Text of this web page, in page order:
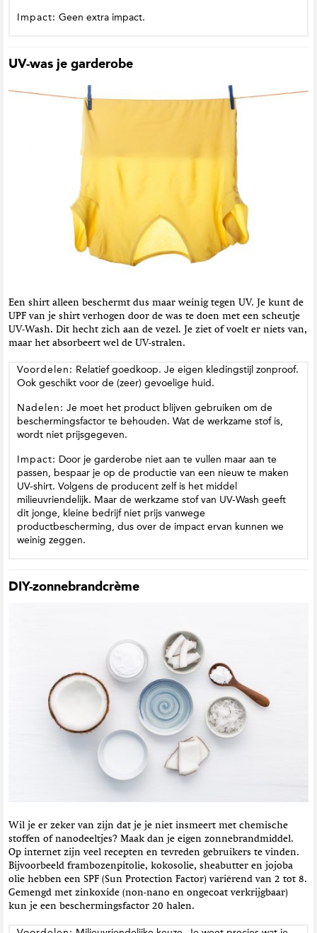
Impact: Geen extra impact.
UV-was je garderobe
Een shirt alleen beschermt dus maar weinig tegen UV. Je kunt de
UPF van je shirt verhogen door de was te doen met een scheutje
UV-Wash. Dit hecht zich aan de vezel. Je ziet of voelt er niets van,
maar het absorbeert wel de UV-stralen.
Voordelen: Relatief goedkoop. Je eigen kledingstijl zonproof.
Ook geschikt voor de (zeer) gevoelige huid.
Nadelen: Je moet het product blijven gebruiken om de
beschermingsfactor te behouden. Wat de werkzame stof is,
wordt niet prijsgegeven.
Impact: Door je garderobe niet aan te vullen maar aan te
passen, bespaar je op de productie van een nieuw te maken
UV-shirt. Volgens de producent zelf is het middel
milieuvriendelijk. Maar de werkzame stof van UV-Wash geeft
dit jonge, kleine bedrijf niet prijs vanwege
productbescherming, dus over de impact ervan kunnen we
weinig zeggen.
DIY-zonnebrandcrème
Wil je er zeker van zijn dat je je niet insmeert met chemische
stoffen of nanodeeltjes? Maak dan je eigen zonnebrandmiddel.
Op internet zijn veel recepten en tevreden gebruikers te vinden.
Bijvoorbeeld frambozenpitolie, kokosolie, sheabutter en jojoba
olie hebben een SPF (Sun Protection Factor) variërend van 2 tot 8.
Gemengd met zinkoxide (non-nano en ongecoat verkrijgbaar)
kun je een beschermingsfactor 20 halen.